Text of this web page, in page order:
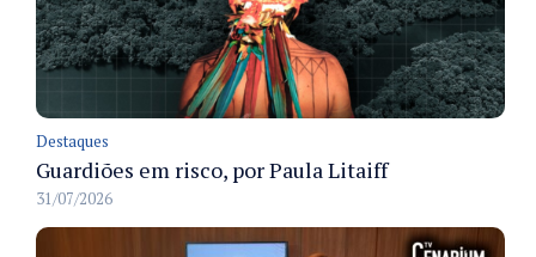
Destaques
Guardiões em risco, por Paula Litaiff
31/07/2026